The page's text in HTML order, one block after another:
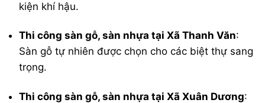
kiện khí hậu.
Thi công sàn gỗ, sàn nhựa tại Xã Thanh Văn:
Sàn gỗ tự nhiên được chọn cho các biệt thự sang
trọng.
Thi công sàn gỗ, sàn nhựa tại Xã Xuân Dương: